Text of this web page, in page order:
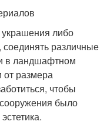
украшения либо
соединять различные
в ландшафтном
от размера
чтобы
сооружения было